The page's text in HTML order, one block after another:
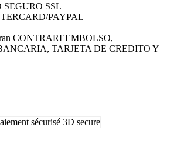
SEGURO SSL
PAYPAL
CONTRAREEMBOLSO,
TARJETA DE CREDITO Y